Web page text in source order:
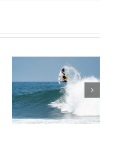
TE
ENSEÑAMOS
UN POCO
SOBRE
TÉRMINOS